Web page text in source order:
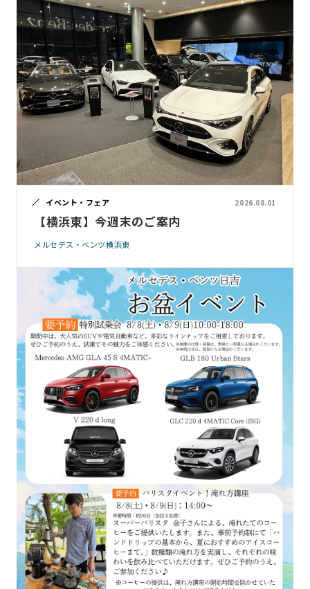
イベント・フェア 2026.08.01
【横浜東】今週末のご案内
メルセデス・ベンツ横浜東